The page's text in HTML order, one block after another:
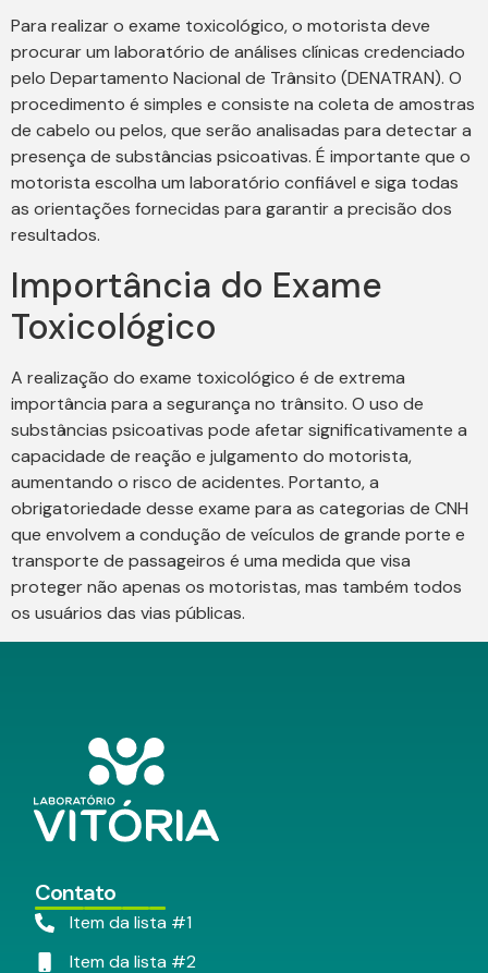
Para realizar o exame toxicológico, o motorista deve
procurar um laboratório de análises clínicas credenciado
pelo Departamento Nacional de Trânsito (DENATRAN). O
procedimento é simples e consiste na coleta de amostras
de cabelo ou pelos, que serão analisadas para detectar a
presença de substâncias psicoativas. É importante que o
motorista escolha um laboratório confiável e siga todas
as orientações fornecidas para garantir a precisão dos
resultados.
Importância do Exame
Toxicológico
A realização do exame toxicológico é de extrema
importância para a segurança no trânsito. O uso de
substâncias psicoativas pode afetar significativamente a
capacidade de reação e julgamento do motorista,
aumentando o risco de acidentes. Portanto, a
obrigatoriedade desse exame para as categorias de CNH
que envolvem a condução de veículos de grande porte e
transporte de passageiros é uma medida que visa
proteger não apenas os motoristas, mas também todos
os usuários das vias públicas.
Contato
Item da lista #1
Item da lista #2